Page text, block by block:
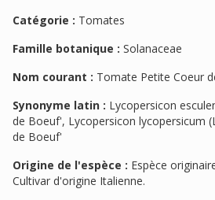
Catégorie : Tomates
Famille botanique : Solanaceae
Nom courant : Tomate Petite Coeur
Synonyme latin : Lycopersicon
de Boeuf', Lycopersicon lycopersicum
de Boeuf'
Origine de l'espèce : Espèce
Cultivar d'origine Italienne.